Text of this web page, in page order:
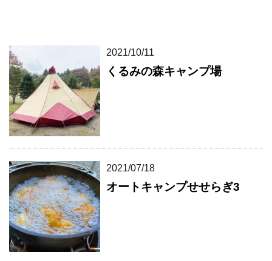
2021/10/11
くるみの森キャンプ場
2021/07/18
オートキャンプせせらぎ3